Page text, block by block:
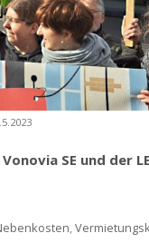
SE und der
,